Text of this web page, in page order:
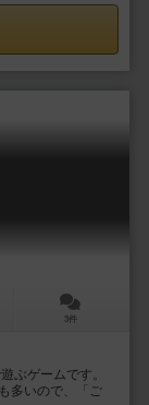
3件
ぶゲームです。
多いので、「ご